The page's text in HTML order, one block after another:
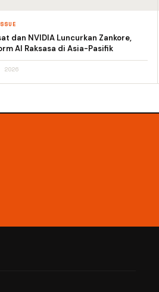
dan NVIDIA Luncurkan Zankore,
AI Raksasa di Asia-Pasifik
2026